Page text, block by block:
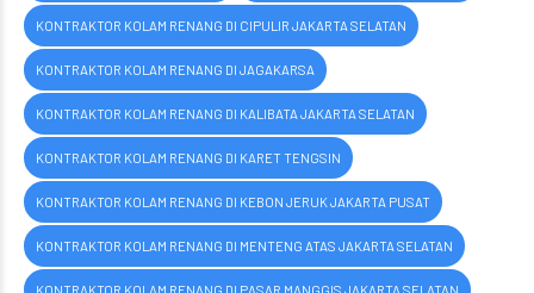
KONTRAKTOR KOLAM RENANG DI CIPULIR JAKARTA SELATAN
KONTRAKTOR KOLAM RENANG DI JAGAKARSA
KONTRAKTOR KOLAM RENANG DI KALIBATA JAKARTA SELATAN
KONTRAKTOR KOLAM RENANG DI KARET TENGSIN
KONTRAKTOR KOLAM RENANG DI KEBON JERUK JAKARTA PUSAT
KONTRAKTOR KOLAM RENANG DI MENTENG ATAS JAKARTA SELATAN